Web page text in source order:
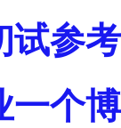
试参
一个